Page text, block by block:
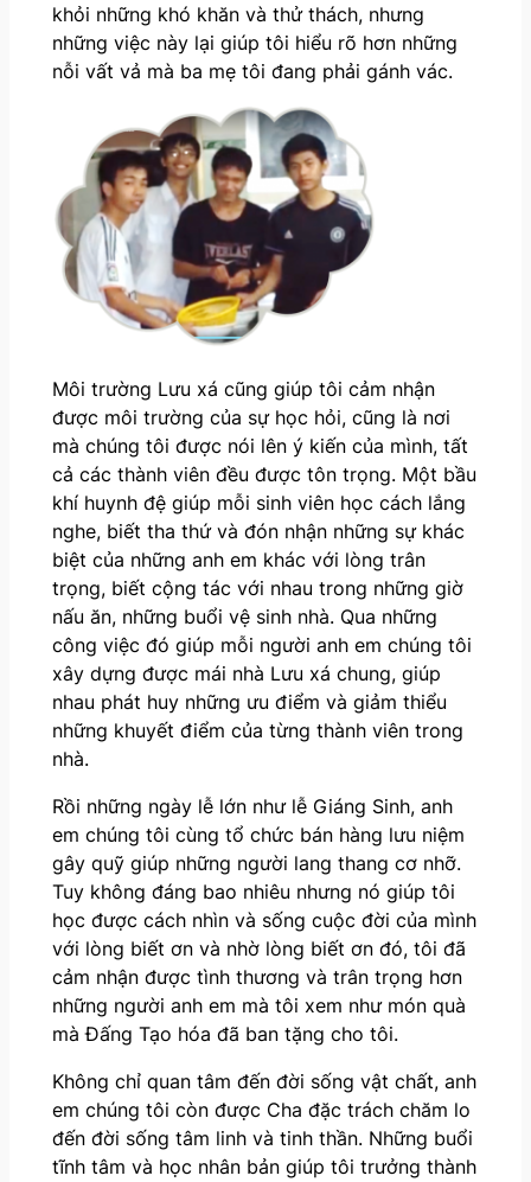
khỏi những khó khăn và thử thách, nhưng
những việc này lại giúp tôi hiểu rõ hơn những
nỗi vất vả mà ba mẹ tôi đang phải gánh vác.
Môi trường Lưu xá cũng giúp tôi cảm nhận
được môi trường của sự học hỏi, cũng là nơi
mà chúng tôi được nói lên ý kiến của mình, tất
cả các thành viên đều được tôn trọng. Một bầu
khí huynh đệ giúp mỗi sinh viên học cách lắng
nghe, biết tha thứ và đón nhận những sự khác
biệt của những anh em khác với lòng trân
trọng, biết cộng tác với nhau trong những giờ
nấu ăn, những buổi vệ sinh nhà. Qua những
công việc đó giúp mỗi người anh em chúng tôi
xây dựng được mái nhà Lưu xá chung, giúp
nhau phát huy những ưu điểm và giảm thiểu
những khuyết điểm của từng thành viên trong
nhà.
Rồi những ngày lễ lớn như lễ Giáng Sinh, anh
em chúng tôi cùng tổ chức bán hàng lưu niệm
gây quỹ giúp những người lang thang cơ nhỡ.
Tuy không đáng bao nhiêu nhưng nó giúp tôi
học được cách nhìn và sống cuộc đời của mình
với lòng biết ơn và nhờ lòng biết ơn đó, tôi đã
cảm nhận được tình thương và trân trọng hơn
những người anh em mà tôi xem như món quà
mà Đấng Tạo hóa đã ban tặng cho tôi.
Không chỉ quan tâm đến đời sống vật chất, anh
em chúng tôi còn được Cha đặc trách chăm lo
đến đời sống tâm linh và tinh thần. Những buổi
tĩnh tâm và học nhân bản giúp tôi trưởng thành